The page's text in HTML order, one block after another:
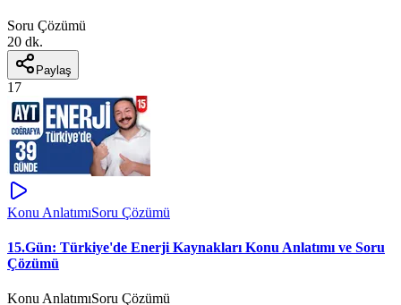
Soru Çözümü
20 dk.
Paylaş
17
Konu AnlatımıSoru Çözümü
15.Gün: Türkiye'de Enerji Kaynakları Konu Anlatımı ve Soru
Çözümü
Konu AnlatımıSoru Çözümü